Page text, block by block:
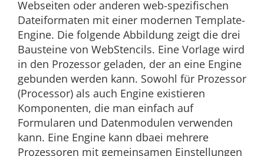
Webseiten oder anderen web-spezifischen
Dateiformaten mit einer modernen Template-
Engine. Die folgende Abbildung zeigt die drei
Bausteine von WebStencils. Eine Vorlage wird
in den Prozessor geladen, der an eine Engine
gebunden werden kann. Sowohl für Prozessor
(Processor) als auch Engine existieren
Komponenten, die man einfach auf
Formularen und Datenmodulen verwenden
kann. Eine Engine kann dbaei mehrere
Prozessoren mit gemeinsamen Einstellungen